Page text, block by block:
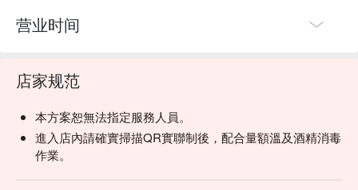
营业时间
店家规范
本方案恕無法指定服務人員。
進入店內請確實掃描QR實聯制後，配合量額溫及酒精消毒
作業。